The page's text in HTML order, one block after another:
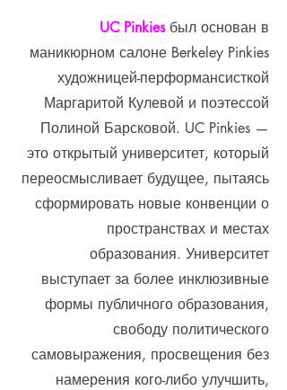
UC Pinkiesбыл основан в
маникюрном салоне Berkeley Pinkies
художницей-перформансисткой
Маргаритой Кулевой и поэтессой
Полиной Барсковой. UC Pinkies —
это открытый университет, который
переосмысливает будущее, пытаясь
сформировать новые конвенции о
пространствах и местах
образования. Университет
выступает за более инклюзивные
формы публичного образования,
свободу политического
самовыражения, просвещения без
намерения кого-либо улучшить,